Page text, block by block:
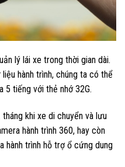
lý lái xe trong thời gian dài.
hành trình, chúng ta có thể
5 tiếng với thẻ nhớ 32G.
khi xe di chuyển và lưu
hành trình 360, hay còn
hành trình hỗ trợ ổ cứng dung